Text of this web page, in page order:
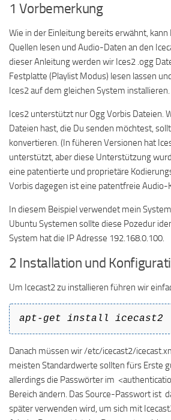
1 Vorbemerkung
Wie in der Einleitung bereits erwähnt,
Quellen lesen und Audio-Daten an den
dieser Anleitung werden wir Ices2 .ogg
Festplatte (Playlist Modus) lesen lassen
Ices2 auf dem gleichen System installieren.
Ices2 unterstützt nur Ogg Vorbis Dateien.
Dateien hast, die Du senden möchtest,
konvertieren. (In füheren Versionen hat
unterstützt, aber diese Unterstützung
eine patentierte und proprietäre
Vorbis dagegen ist eine patentfreie Audio-
In diesem Beispiel verwendet mein
Ubuntu Systemen sollte diese Pozedur
System hat die IP Adresse 192.168.0.100.
2 Installation und
Um Icecast2 zu installieren führen wir
apt-get install icecast2
Danach müssen wir /etc/icecast2/
meisten Standardwerte sollten fürs Erste
allerdings die Passwörter im
Bereich ändern. Das Source-Passwort ist
später verwenden wird, um sich mit